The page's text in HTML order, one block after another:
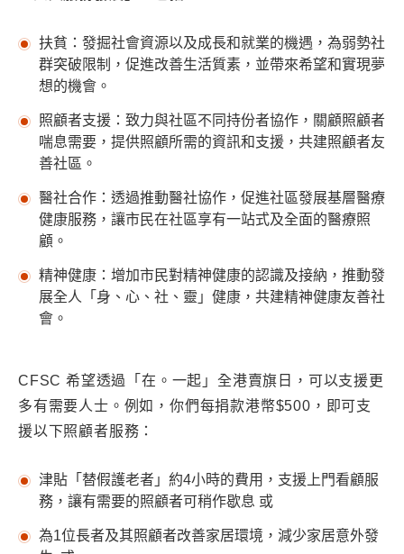
扶貧：發掘社會資源以及成長和就業的機遇，為弱勢社
群突破限制，促進改善生活質素，並帶來希望和實現夢
想的機會。
照顧者支援：致力與社區不同持份者協作，關顧照顧者
喘息需要，提供照顧所需的資訊和支援，共建照顧者友
善社區。
醫社合作：透過推動醫社協作，促進社區發展基層醫療
健康服務，讓市民在社區享有一站式及全面的醫療照
顧。
精神健康：增加市民對精神健康的認識及接納，推動發
展全人「身、心、社、靈」健康，共建精神健康友善社
會。
CFSC 希望透過「在。一起」全港賣旗日，可以支援更
多有需要人士。例如，你們每捐款港幣$500，即可支
援以下照顧者服務：
津貼「替假護老者」約4小時的費用，支援上門看顧服
務，讓有需要的照顧者可稍作歇息 或
為1位長者及其照顧者改善家居環境，減少家居意外發